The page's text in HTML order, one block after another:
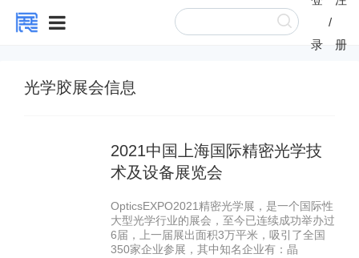
录
/
册
光学胶展会信息
2021中国上海国际精密光学技
术及设备展览会
OpticsEXPO2021精密光学展，是一个国际性
大型光学行业的展会，至今已连续成功举办过
6届，上一届展出面积3万平米，吸引了全国
350家企业参展，其中知名企业有：晶